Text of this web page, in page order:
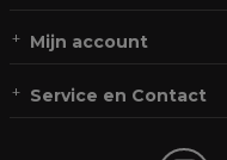
Mijn account
Service en Contact